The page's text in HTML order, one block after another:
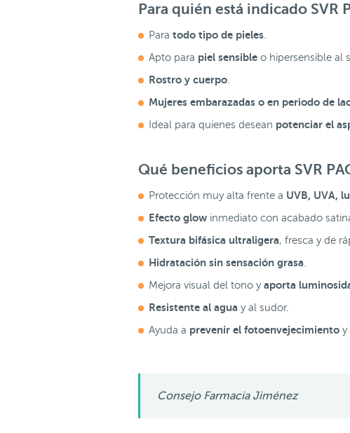
Para quién está indicado SVR
Para todo tipo de pieles
Apto para piel sensible o hipersensible al
Rostro y cuerpo
Mujeres embarazadas o en periodo de
Ideal para quienes desean potenciar el
Qué beneficios aporta SVR
Protección muy alta frente a UVB, UVA,
Efecto glow inmediato con acabado
Textura bifásica ultraligera, fresca y de
Hidratación sin sensación grasa
Mejora visual del tono y aporta
Resistente al agua y al sudor.
Ayuda a prevenir el fotoenvejecimiento y
Consejo Farmacia Jiménez